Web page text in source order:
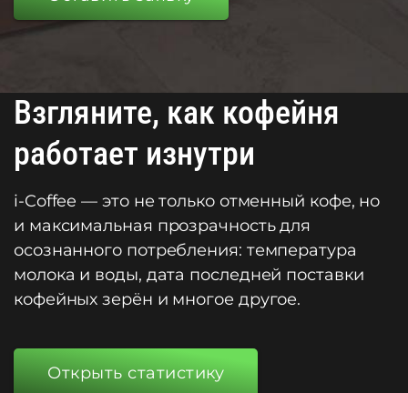
Взгляните, как кофейня
работает изнутри
i-Coffee — это не только отменный кофе, но
и максимальная прозрачность для
осознанного потребления: температура
молока и воды, дата последней поставки
кофейных зерён и многое другое.
Открыть статистику